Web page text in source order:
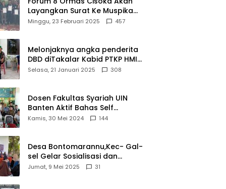
Bahwa
Sejarah
Adalah
yang Tak
Ternilai”.
Layangkan Surat Ke Muspika
Atas Adanya Kantor Matel di
Minggu, 23 Februari 2025 457
Melonjaknya angka penderita
DBD diTakalar Kabid PTKP HMI
Cab.Takalar angkat bicara
Selasa, 21 Januari 2025 308
Dosen Fakultas Syariah UIN
Banten Aktif Bahas Self
Declare Halal dalam Forum
Kamis, 30 Mei 2024 144
Desa Bontomarannu,Kec- Gal-
sel Gelar Sosialisasi dan
Bimtek Pemutakhiran Data ID
Jumat, 9 Mei 2025 31